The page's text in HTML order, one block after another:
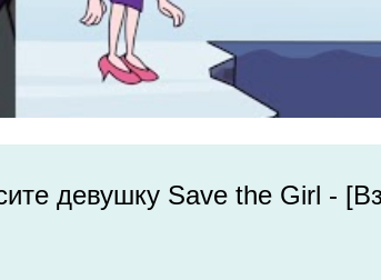
девушку Save the Girl